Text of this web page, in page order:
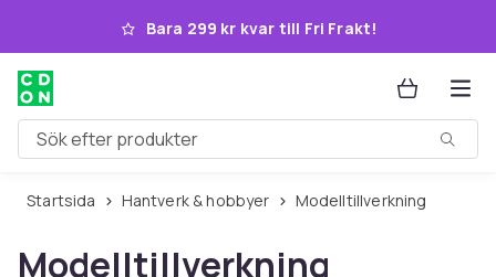
Hoppa till huvudinnehållet
Bara 299 kr kvar till Fri Frakt!
Sök efter produkter
Startsida Hantverk & hobbyer Modelltillverkning
Modelltillverkning